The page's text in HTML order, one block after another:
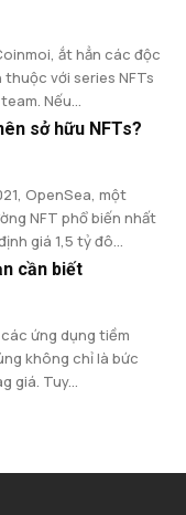
ắt hẳn các độc
với series NFTs
Nếu...
sở hữu NFTs?
OpenSea, một
NFT phổ biến nhất
giá 1,5 tỷ đô...
cần biết
ứng dụng tiềm
không chỉ là bức
giá. Tuy...